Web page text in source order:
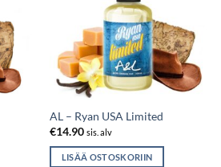
AL – Ryan USA Limited
€14.90 sis. alv
LISÄÄ OSTOSKORIIN